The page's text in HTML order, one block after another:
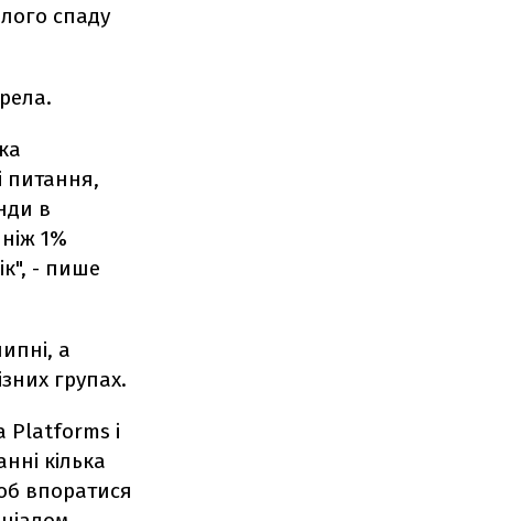
спаду
питання,
в
1%
- пише
а
групах.
Platforms і
кілька
впоратися